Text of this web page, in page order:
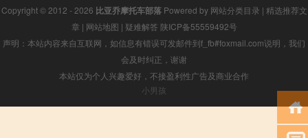
Copyright © 2012 - 2026 比亚乔摩托车部落Powered by 网站分类目录 | 精选推荐文
章 | 网站地图 | 疑难解答 陕ICP备55559492号
声明：本站内容来自互联网，如信息有错误可发邮件到f_fb#foxmail.com说明，我们
会及时纠正，谢谢
本站仅为个人兴趣爱好，不接盈利性广告及商业合作
小男孩